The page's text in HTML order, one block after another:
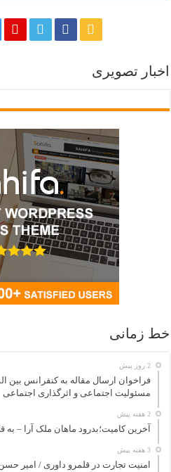
اخبار تصویری
خط زمانی
2 روز پیش
فراخوان ارسال مقاله به کنفرانس بین
مسئولیت اجتماعی و اثرگذاری اجتماعی
2 هفته پیش
آخرین کامیت؛بدرود ماهان ملک آرا – به
3 هفته پیش
امنیت تجارت در قلمرو داوری / امیر حسن